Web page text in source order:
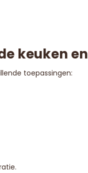
keuken
toepassingen: